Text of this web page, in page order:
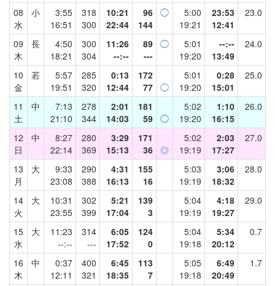
08
水
小
3:55
16:51
318
300
10:21
22:44
96
144
◯
5:00
19:21
23:53
12:41
23.0
09
木
長
4:50
18:21
300
304
11:26
--:--
89
---
◯
5:01
19:20
--:--
13:49
24.0
10
金
若
5:57
19:51
285
320
0:13
12:44
172
77 ◯
5:01
19:20
0:28
15:01
25.0
11
土
中
7:13
21:10
278
344
2:01
14:03
181
59 ◯
5:02
19:20
1:10
16:15
26.0
12
日
中
8:27
22:14
280
369
3:29
15:13
171
36 ◎
5:02
19:19
2:03
17:27
27.0
13
月
大
9:33
23:08
290
388
4:31
16:13
155
16
5:03
19:19
3:06
18:32
28.0
14
火
大
10:31
23:55
302
399
5:21
17:04
139
3
5:04
19:19
4:18
19:27
29.0
15
水
大
11:23
--:--
314
---
6:05
17:52
124
0
5:04
19:18
5:34
20:12
0.7
16
木
中
0:37
12:11
400
321
6:45
18:35
113
7
5:05
19:18
6:49
20:49
1.7